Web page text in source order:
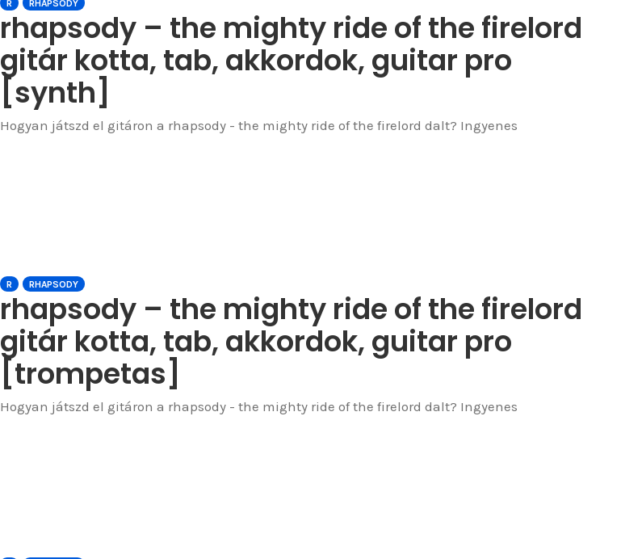
R RHAPSODY
rhapsody – the mighty ride of the firelord
gitár kotta, tab, akkordok, guitar pro
[synth]
Hogyan játszd el gitáron a rhapsody - the mighty ride of the firelord dalt? Ingyenes
R RHAPSODY
rhapsody – the mighty ride of the firelord
gitár kotta, tab, akkordok, guitar pro
[trompetas]
Hogyan játszd el gitáron a rhapsody - the mighty ride of the firelord dalt? Ingyenes